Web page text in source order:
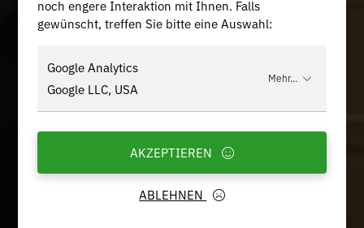
noch engere Interaktion mit Ihnen. Falls
gewünscht, treffen Sie bitte eine Auswahl:
Google Analytics
Google LLC, USA
Mehr...
ABLEHNEN
AKZEPTIEREN